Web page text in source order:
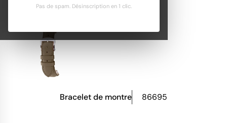
Pas de spam. Désinscription en 1 clic.
Bracelet de montre 86695